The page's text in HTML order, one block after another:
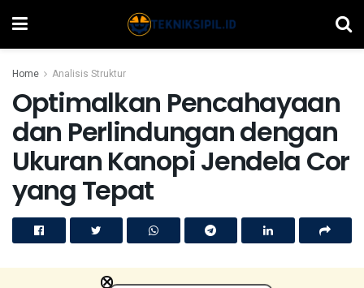
Home Analisis Struktur
Optimalkan Pencahayaan
dan Perlindungan dengan
Ukuran Kanopi Jendela Cor
yang Tepat
×